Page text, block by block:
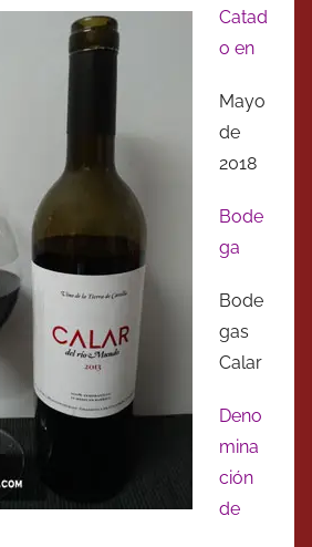
Catad
o en
Mayo
de
2018
Bode
ga
Bode
gas
Calar
Deno
mina
ción
de